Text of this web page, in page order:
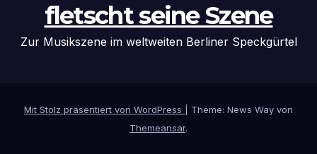
fletscht seine Szene
Zur Musikszene im weltweiten Berliner Speckgürtel
Mit Stolz präsentiert von WordPress
Theme: News Way von
Themeansar.